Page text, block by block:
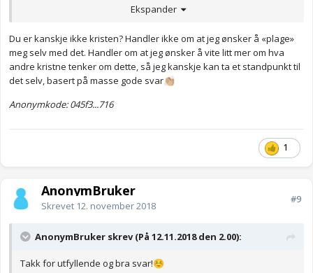
den. Jeg ba om å finne venner vi kunne treffe jevnlig sammen
som skulle møter en gang i måneden. Det har vart ett år nå og vi
kunne ikke vert foruten den.
Anonymkode: 164cd...2b9
veldig. Møter jeg de igjen så blir jeg veldig glad for det, møtes vi
For alt vi vet så er det kanskje ikke noe mer etter dette livet og da
er det jo heller ikke noe savn. Kanskje det er ett liv etter dette,
men de vi kjente i det nåværende livet er totalt ukjente i det nye
livet.
Hvem vet, tiden vil vise.
Ekspander
Du er kanskje ikke kristen? Handler ikke om at jeg ønsker å «plage»
meg selv med det. Handler om at jeg ønsker å vite litt mer om hva
andre kristne tenker om dette, så jeg kanskje kan ta et standpunkt til
det selv, basert på masse gode svar👏🏼
Anonymkode: 045f3...716
1
AnonymBruker
Skrevet 12. november 2018
#9
AnonymBruker skrev (På 12.11.2018 den 2.00):
Takk for utfyllende og bra svar!☺️